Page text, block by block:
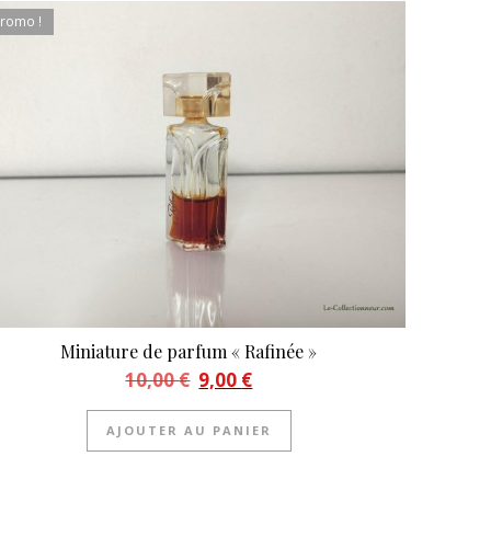
!
Miniature de parfum « Rafinée »
10,00€ Le prix initial était : 10,00 €.
9,00 €Le prix actuel est : 9,00 €.
AJOUTER AU PANIER